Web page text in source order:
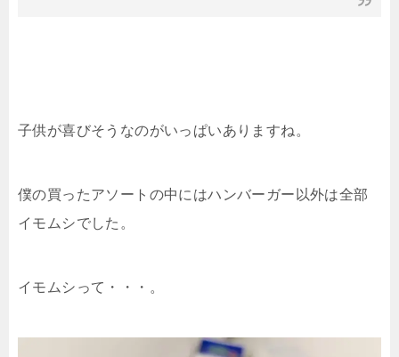
子供が喜びそうなのがいっぱいありますね。
僕の買ったアソートの中にはハンバーガー以外は全部
イモムシでした。
イモムシって・・・。